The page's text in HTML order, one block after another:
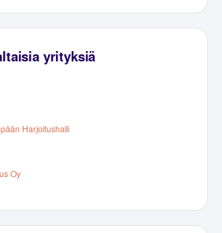
yrityksiä
Harjoitushalli
Oy